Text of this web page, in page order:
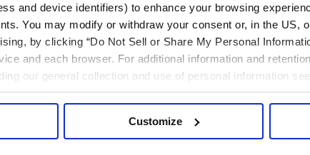
and device identifiers) to enhance your browsing
You may modify or withdraw your consent or, in the US,
by clicking “Do Not Sell or Share My Personal
and each browser. For additional information and
our general collection and use of personal information
Customize